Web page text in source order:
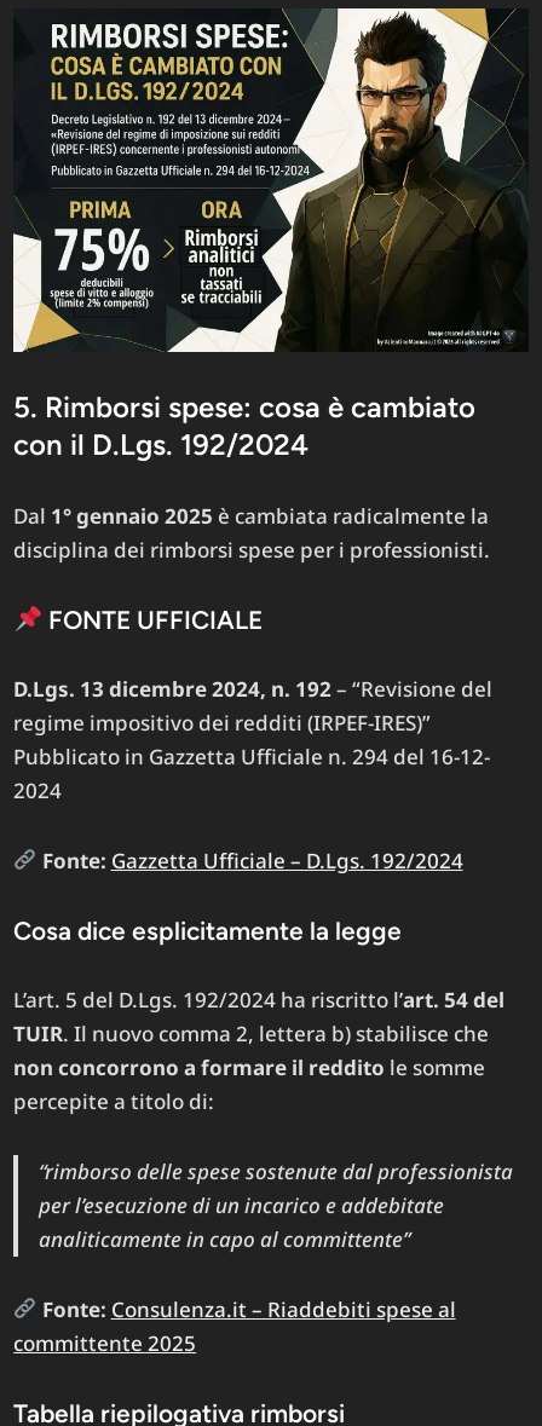
5. Rimborsi spese: cosa è cambiato
con il D.Lgs. 192/2024
Dal 1° gennaio 2025 è cambiata radicalmente la
disciplina dei rimborsi spese per i professionisti.
FONTE UFFICIALE
D.Lgs. 13 dicembre 2024, n. 192– “Revisione del
regime impositivo dei redditi (IRPEF-IRES)”
Pubblicato in Gazzetta Ufficiale n. 294 del 16-12-
2024
Fonte: Gazzetta Ufficiale – D.Lgs. 192/2024
Cosa dice esplicitamente la legge
L’art. 5 del D.Lgs. 192/2024 ha riscritto l’art. 54 del
TUIR. Il nuovo comma 2, lettera b) stabilisce che
non concorrono a formare il reddito le somme
percepite a titolo di:
“rimborso delle spese sostenute dal professionista
per l’esecuzione di un incarico e addebitate
analiticamente in capo al committente”
Fonte: Consulenza.it – Riaddebiti spese al
committente 2025
Tabella riepilogativa rimborsi